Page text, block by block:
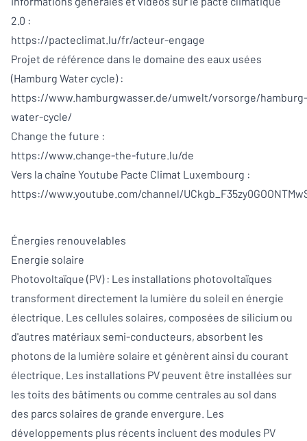
2.0 :
https://pacteclimat.lu/fr/acteur-engage
Projet de référence dans le domaine des eaux usées
(Hamburg Water cycle) :
https://www.hamburgwasser.de/umwelt/vorsorge/hamburg-
water-cycle/
Change the future :
https://www.change-the-future.lu/de
Vers la chaîne Youtube Pacte Climat Luxembourg :
https://www.youtube.com/channel/
Énergies renouvelables
Energie solaire
Photovoltaïque (PV) : Les installations photovoltaïques
transforment directement la lumière du soleil en énergie
électrique. Les cellules solaires, composées de silicium ou
d'autres matériaux semi-conducteurs, absorbent les
photons de la lumière solaire et génèrent ainsi du courant
électrique. Les installations PV peuvent être installées sur
les toits des bâtiments ou comme centrales au sol dans
des parcs solaires de grande envergure. Les
développements plus récents incluent des modules PV